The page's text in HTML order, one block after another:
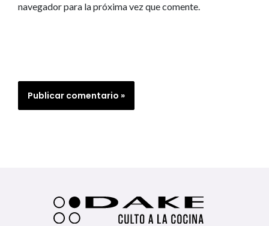
navegador para la próxima vez que comente.